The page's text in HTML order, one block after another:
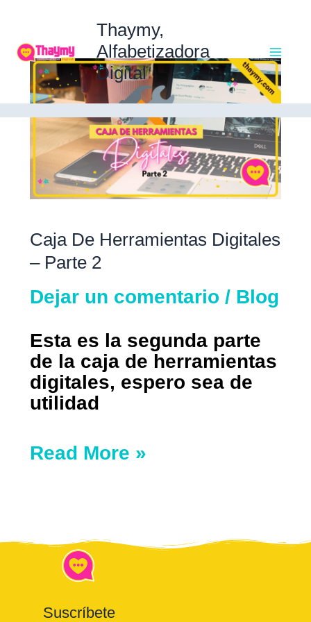
contenido
Thaymy,
Alfabetizadora
Digital
Caja De Herramientas Digitales
– Parte 2
Dejar un comentario / Blog
Esta es la segunda parte
de la caja de herramientas
digitales, espero sea de
utilidad
Caja
de
Herramientas
Digitales
–
Parte
2
Read More »
Suscríbete